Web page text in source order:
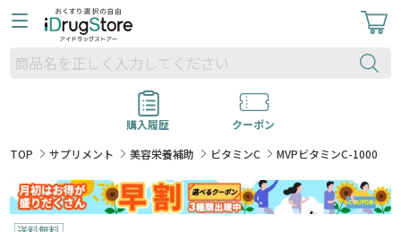
購入履歴
クーポン
TOP
サプリメント 美容栄養補助 ビタミンC MVPビタミンC-1000